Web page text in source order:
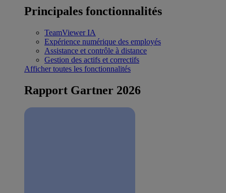
Principales fonctionnalités
TeamViewer IA
Expérience numérique des employés
Assistance et contrôle à distance
Gestion des actifs et correctifs
Afficher toutes les fonctionnalités
Rapport Gartner 2026